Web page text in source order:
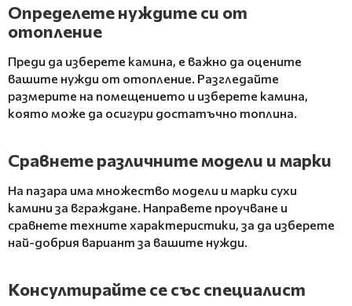
Определете нуждите си от
отопление
Преди да изберете камина, е важно да оцените
вашите нужди от отопление. Разгледайте
размерите на помещението и изберете камина,
която може да осигури достатъчно топлина.
Сравнете различните модели и марки
На пазара има множество модели и марки сухи
камини за вграждане. Направете проучване и
сравнете техните характеристики, за да изберете
най-добрия вариант за вашите нужди.
Консултирайте се със специалист